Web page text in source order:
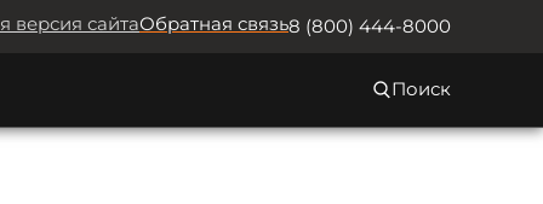
версия сайтаОбратная связь8 (800) 444-8000
Поиск